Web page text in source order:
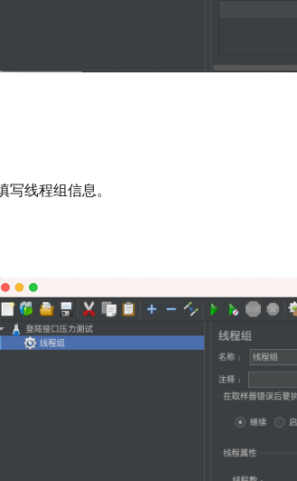
写线程组信息。